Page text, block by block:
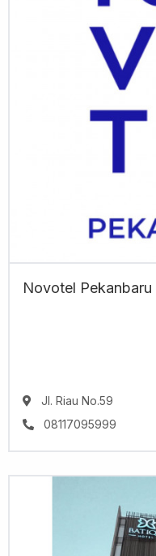
Novotel Pekanbaru
Jl. Riau No.59
08117095999